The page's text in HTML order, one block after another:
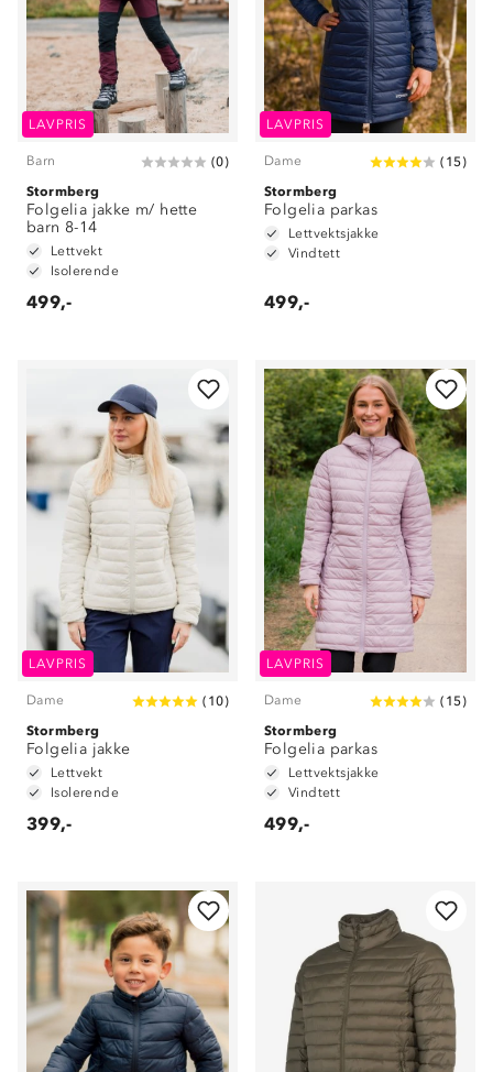
LAVPRIS
Barn (0)
Stormberg
Folgelia jakke m/ hette
barn 8-14
Lettvekt
Isolerende
499,-
LAVPRIS
Dame ( 15)
Stormberg
Folgelia parkas
Lettvektsjakke
Vindtett
499,-
LAVPRIS
Dame ( 10)
Stormberg
Folgelia jakke
Lettvekt
Isolerende
399,-
LAVPRIS
Dame ( 15)
Stormberg
Folgelia parkas
Lettvektsjakke
Vindtett
499,-